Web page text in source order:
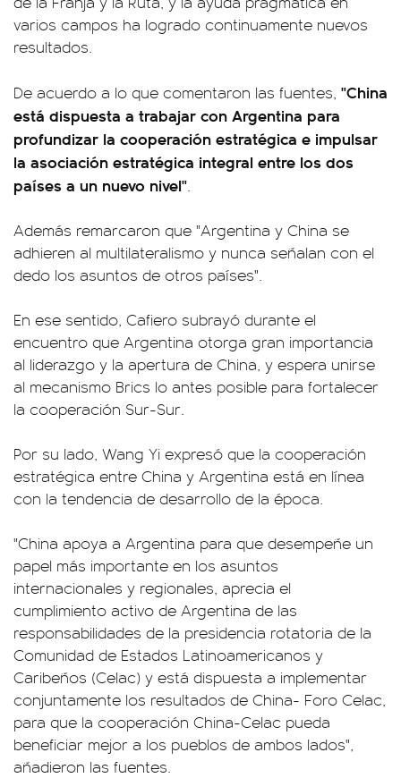
varios campos ha logrado continuamente nuevos
resultados.
De acuerdo a lo que comentaron las fuentes, "China
está dispuesta a trabajar con Argentina para
profundizar la cooperación estratégica e impulsar
la asociación estratégica integral entre los dos
países a un nuevo nivel".
Además remarcaron que "Argentina y China se
adhieren al multilateralismo y nunca señalan con el
dedo los asuntos de otros países".
En ese sentido, Cafiero subrayó durante el
encuentro que Argentina otorga gran importancia
al liderazgo y la apertura de China, y espera unirse
al mecanismo Brics lo antes posible para fortalecer
la cooperación Sur-Sur.
Por su lado, Wang Yi expresó que la cooperación
estratégica entre China y Argentina está en línea
con la tendencia de desarrollo de la época.
"China apoya a Argentina para que desempeñe un
papel más importante en los asuntos
internacionales y regionales, aprecia el
cumplimiento activo de Argentina de las
responsabilidades de la presidencia rotatoria de la
Comunidad de Estados Latinoamericanos y
Caribeños (Celac) y está dispuesta a implementar
conjuntamente los resultados de China- Foro Celac,
para que la cooperación China-Celac pueda
beneficiar mejor a los pueblos de ambos lados",
añadieron las fuentes.